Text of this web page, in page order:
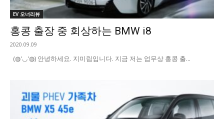
EV 오너리뷰
홍콩 출장 중 회상하는 BMW i8
2020.09.09
(◍'◡'◍) 안녕하세요. 지미림입니다. 지금 저는 업무상 홍콩 출...